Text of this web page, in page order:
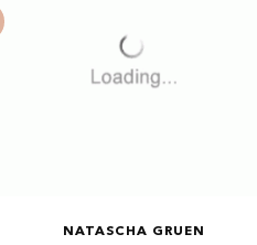
NATASCHA GRUEN